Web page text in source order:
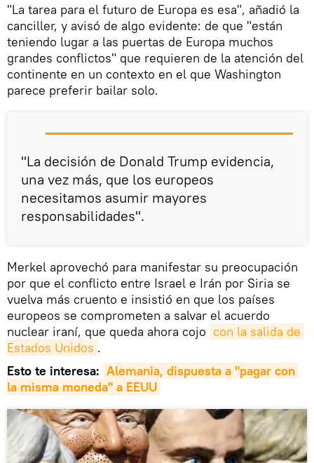
"La tarea para el futuro de Europa es esa", añadió la
canciller, y avisó de algo evidente: de que "están
teniendo lugar a las puertas de Europa muchos
grandes conflictos" que requieren de la atención del
continente en un contexto en el que Washington
parece preferir bailar solo.
"La decisión de Donald Trump evidencia,
una vez más, que los europeos
necesitamos asumir mayores
responsabilidades".
Merkel aprovechó para manifestar su preocupación
por que el conflicto entre Israel e Irán por Siria se
vuelva más cruento e insistió en que los países
europeos se comprometen a salvar el acuerdo
nuclear iraní, que queda ahora cojo con la salida de
Estados Unidos .
Esto te interesa: Alemania, dispuesta a "pagar con
la misma moneda" a EEUU